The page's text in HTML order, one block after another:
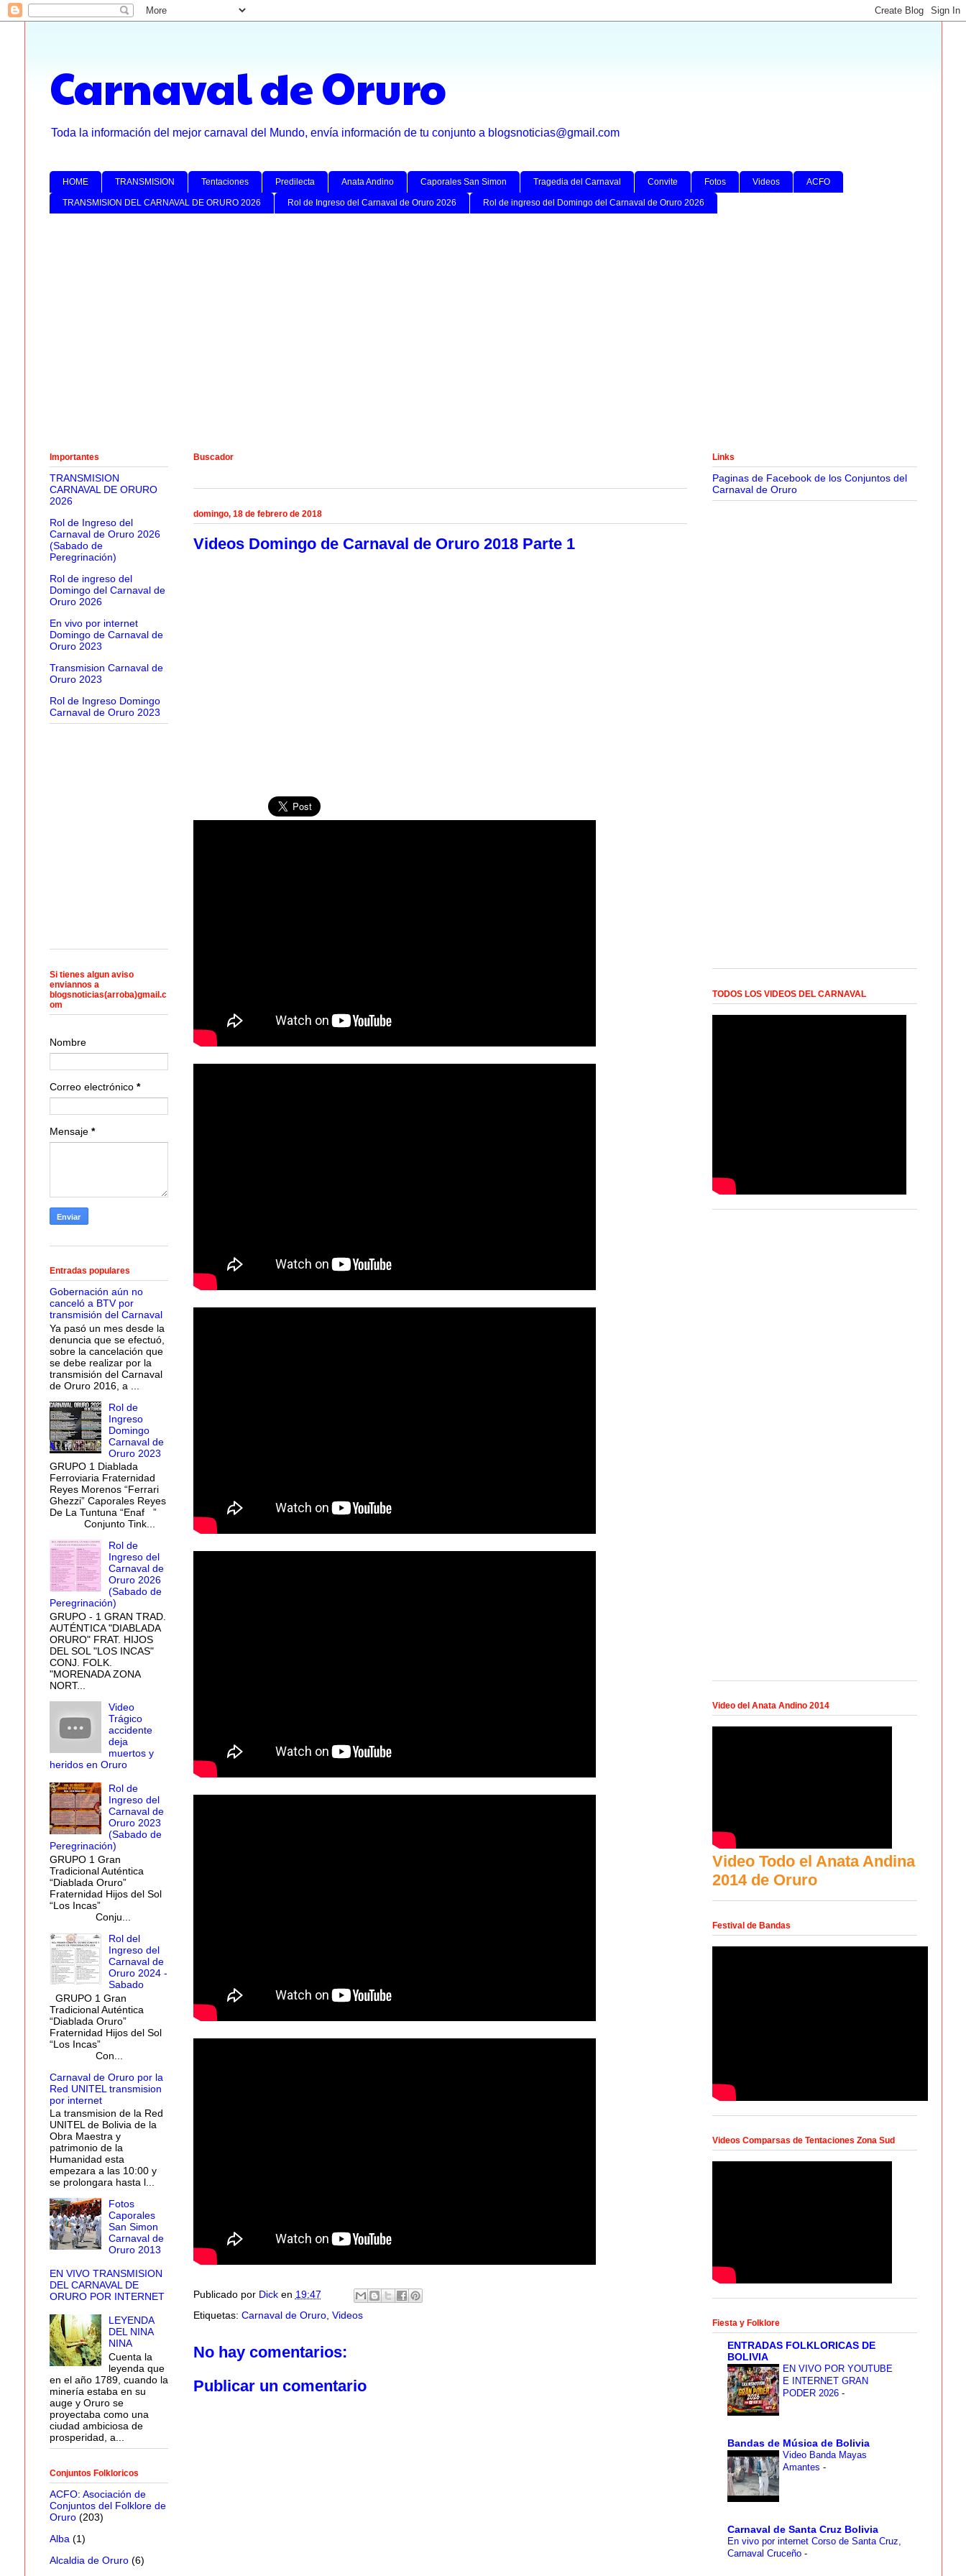
Carnaval de Oruro
Toda la información del mejor carnaval del Mundo, envía información de tu conjunto a blogsnoticias@gmail.com
HOME TRANSMISION Tentaciones Predilecta Anata Andino Caporales San Simon Tragedia del Carnaval Convite Fotos Videos ACFO
TRANSMISION DEL CARNAVAL DE ORURO 2026 Rol de Ingreso del Carnaval de Oruro 2026 Rol de ingreso del Domingo del Carnaval de Oruro 2026
Buscador
domingo, 18 de febrero de 2018
Videos Domingo de Carnaval de Oruro 2018 Parte 1
Publicado por Dick en 19:47
Etiquetas: Carnaval de Oruro, Videos
No hay comentarios:
Publicar un comentario
Importantes
TRANSMISION
CARNAVAL DE ORURO
2026
Rol de Ingreso del
Carnaval de Oruro 2026
(Sabado de
Peregrinación)
Rol de ingreso del
Domingo del Carnaval de
Oruro 2026
En vivo por internet
Domingo de Carnaval de
Oruro 2023
Transmision Carnaval de
Oruro 2023
Rol de Ingreso Domingo
Carnaval de Oruro 2023
Si tienes algun aviso
enviannos a
blogsnoticias(arroba)gmail.c
om
Nombre
Correo electrónico *
Mensaje *
Entradas populares
Gobernación aún no
canceló a BTV por
transmisión del Carnaval
Ya pasó un mes desde la
denuncia que se efectuó,
sobre la cancelación que
se debe realizar por la
transmisión del Carnaval
de Oruro 2016, a ...
Rol de
Ingreso
Domingo
Carnaval de
Oruro 2023
GRUPO 1 Diablada
Ferroviaria Fraternidad
Reyes Morenos “Ferrari
Ghezzi” Caporales Reyes
De La Tuntuna “Enaf ”
Conjunto Tink...
Rol de
Ingreso del
Carnaval de
Oruro 2026
(Sabado de
Peregrinación)
GRUPO - 1 GRAN TRAD.
AUTÉNTICA "DIABLADA
ORURO" FRAT. HIJOS
DEL SOL "LOS INCAS"
CONJ. FOLK.
"MORENADA ZONA
NORT...
Video
Trágico
accidente
deja
muertos y
heridos en Oruro
Rol de
Ingreso del
Carnaval de
Oruro 2023
(Sabado de
Peregrinación)
GRUPO 1 Gran
Tradicional Auténtica
“Diablada Oruro”
Fraternidad Hijos del Sol
“Los Incas”
Conju...
Rol del
Ingreso del
Carnaval de
Oruro 2024 -
Sabado
GRUPO 1 Gran
Tradicional Auténtica
“Diablada Oruro”
Fraternidad Hijos del Sol
“Los Incas”
Con...
Carnaval de Oruro por la
Red UNITEL transmision
por internet
La transmision de la Red
UNITEL de Bolivia de la
Obra Maestra y
patrimonio de la
Humanidad esta
empezara a las 10:00 y
se prolongara hasta l...
Fotos
Caporales
San Simon
Carnaval de
Oruro 2013
EN VIVO TRANSMISION
DEL CARNAVAL DE
ORURO POR INTERNET
LEYENDA
DEL NINA
NINA
Cuenta la
leyenda que
en el año 1789, cuando la
minería estaba en su
auge y Oruro se
proyectaba como una
ciudad ambiciosa de
prosperidad, a...
Conjuntos Folkloricos
ACFO: Asociación de
Conjuntos del Folklore de
Oruro (203)
Alba (1)
Alcaldia de Oruro (6)
Links
Paginas de Facebook de los Conjuntos del
Carnaval de Oruro
TODOS LOS VIDEOS DEL CARNAVAL
Video del Anata Andino 2014
Video Todo el Anata Andina
2014 de Oruro
Festival de Bandas
Videos Comparsas de Tentaciones Zona Sud
Fiesta y Folklore
ENTRADAS FOLKLORICAS DE
BOLIVIA
EN VIVO POR YOUTUBE
E INTERNET GRAN
PODER 2026 -
Bandas de Música de Bolivia
Video Banda Mayas
Amantes -
Carnaval de Santa Cruz Bolivia
En vivo por internet Corso de Santa Cruz,
Carnaval Cruceño -